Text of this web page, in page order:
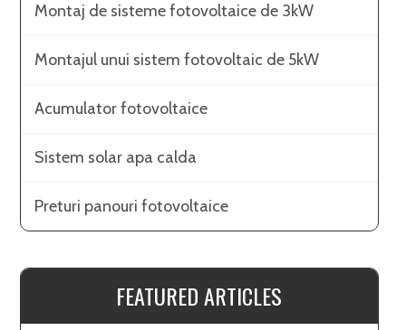
Montaj de sisteme fotovoltaice de 3kW
Montajul unui sistem fotovoltaic de 5kW
Acumulator fotovoltaice
Sistem solar apa calda
Preturi panouri fotovoltaice
FEATURED ARTICLES